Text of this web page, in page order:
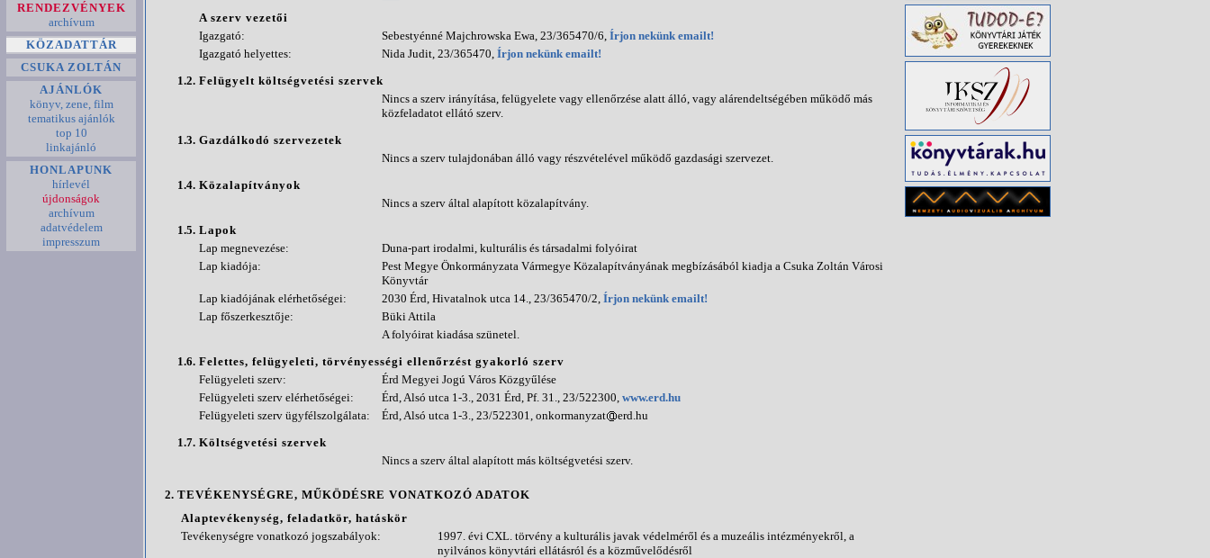
RENDEZVÉNYEK
archívum
KÖZADATTÁR
CSUKA ZOLTÁN
AJÁNLÓK
könyv, zene, film
tematikus ajánlók
top 10
linkajánló
HONLAPUNK
hírlevél
újdonságok
archívum
adatvédelem
impresszum
A szerv vezetői
Igazgató:
Sebestyénné Majchrowska Ewa, 23/365470/6, Írjon nekünk emailt!
Igazgató helyettes:
Nida Judit, 23/365470, Írjon nekünk emailt!
1.2. Felügyelt költségvetési szervek
Nincs a szerv irányítása, felügyelete vagy ellenőrzése alatt álló, vagy alárendeltségében működő más
közfeladatot ellátó szerv.
1.3. Gazdálkodó szervezetek
Nincs a szerv tulajdonában álló vagy részvételével működő gazdasági szervezet.
1.4. Közalapítványok
Nincs a szerv által alapított közalapítvány.
1.5. Lapok
Lap megnevezése:
Duna-part irodalmi, kulturális és társadalmi folyóirat
Lap kiadója:
Pest Megye Önkormányzata Vármegye Közalapítványának megbízásából kiadja a Csuka Zoltán Városi
Könyvtár
Lap kiadójának elérhetőségei:
2030 Érd, Hivatalnok utca 14., 23/365470/2, Írjon nekünk emailt!
Lap főszerkesztője:
Büki Attila
A folyóirat kiadása szünetel.
1.6. Felettes, felügyeleti, törvényességi ellenőrzést gyakorló szerv
Felügyeleti szerv:
Érd Megyei Jogú Város Közgyűlése
Felügyeleti szerv elérhetőségei:
Érd, Alsó utca 1-3., 2031 Érd, Pf. 31., 23/522300, www.erd.hu
Felügyeleti szerv ügyfélszolgálata:
Érd, Alsó utca 1-3., 23/522301, onkormanyzat
erd.hu
1.7. Költségvetési szervek
Nincs a szerv által alapított más költségvetési szerv.
2. TEVÉKENYSÉGRE, MŰKÖDÉSRE VONATKOZÓ ADATOK
Alaptevékenység, feladatkör, hatáskör
Tevékenységre vonatkozó jogszabályok:
1997. évi CXL. törvény a kulturális javak védelméről és a muzeális intézményekről, a
nyilvános könyvtári ellátásról és a közművelődésről